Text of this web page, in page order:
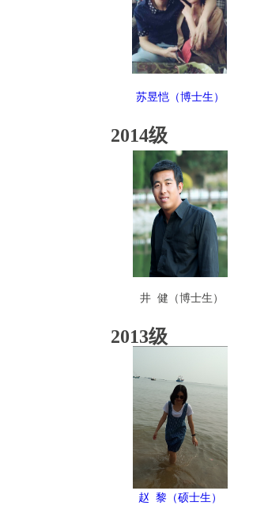
苏昱恺（博士生）
2014级
井 健（博士生）
2013级
赵 黎（硕士生）